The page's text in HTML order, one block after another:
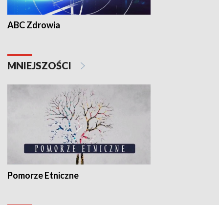
ABC Zdrowia
MNIEJSZOŚCI
Pomorze Etniczne